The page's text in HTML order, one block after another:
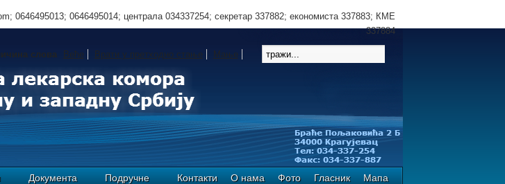
Документа Подручне Контакти О нама Фото Гласник Мапа
0646495013; 0646495014; централа 034337254; секретар 337882; економиста 337883; КМЕ
337884
слова Веће Врати у претходно стање Мање